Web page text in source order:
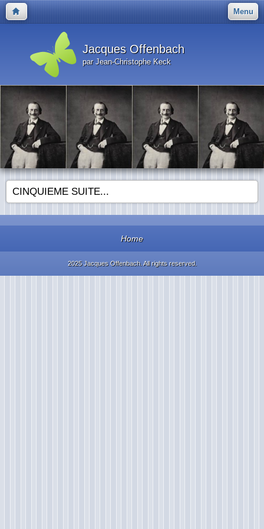
Menu
Jacques Offenbach
par Jean-Christophe Keck
CINQUIEME SUITE...
Home
2025 Jacques Offenbach. All rights reserved.